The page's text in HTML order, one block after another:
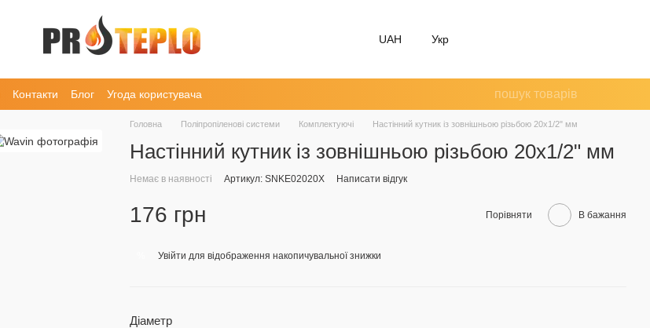
UAH Укр
Контакти Блог Угода користувача
Головна Поліпропіленові системи Комплектуючі Настінний кутник із зовнішньою різьбою 20x1/2" мм
Настінний кутник із зовнішньою різьбою 20x1/2" мм
Немає в наявності Артикул: SNKE02020X Написати відгук
176 грн Порівняти В бажання
Увійти для відображення накопичувальної знижки
Діаметр